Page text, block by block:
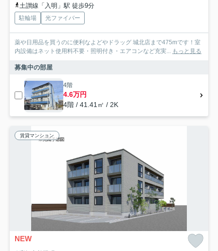
土讃線「入明」駅 徒歩9分
駐輪場 光ファイバー
薬や日用品を買うのに便利なよどやドラッグ 城北店まで475mです！室
内設備はネット使用料不要・照明付き・エアコンなど充実... もっと見る
募集中の部屋
4階
4.6万円
4階 / 41.41㎡ / 2K
賃貸マンション
NEW